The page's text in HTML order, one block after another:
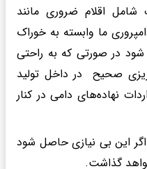
اقلام ضروری مانند
ما وابسته به خوراک
در صورتی که به راحتی
صحیح در داخل تولید
نهاده‌های دامی در کنار
این بی نیازی حاصل شود
گذاشت.